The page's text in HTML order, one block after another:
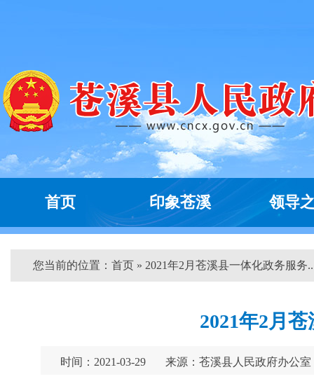
首页 印象苍溪 领导
您当前的位置： 首页 » 2021年2月苍溪县一体化政务服务
2021年2月
时间：2021-03-29 来源：苍溪县人民政府办公室